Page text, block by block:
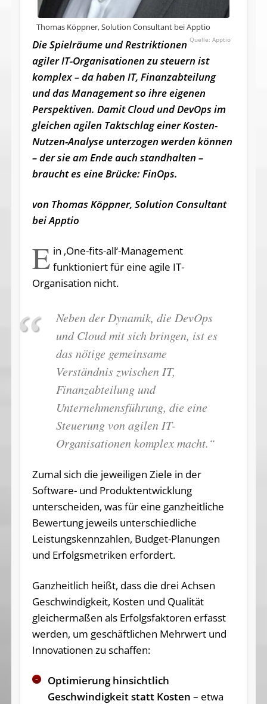
Thomas Köppner, Solution Consultant bei Apptio
Apptio
Die Spielräume und Restriktionen
agiler IT-Organisationen zu steuern ist
komplex – da haben IT, Finanzabteilung
und das Management so ihre eigenen
Perspektiven. Damit Cloud und DevOps im
gleichen agilen Taktschlag einer Kosten-
Nutzen-Analyse unterzogen werden können
– der sie am Ende auch standhalten –
braucht es eine Brücke: FinOps.
von Thomas Köppner, Solution Consultant
bei Apptio
E in ‚One-fits-all‘-Management
funktioniert für eine agile IT-
Organisation nicht.
Neben der Dynamik, die DevOps
und Cloud mit sich bringen, ist es
das nötige gemeinsame
Verständnis zwischen IT,
Finanzabteilung und
Unternehmensführung, die eine
Steuerung von agilen IT-
Organisationen komplex macht.“
Zumal sich die jeweiligen Ziele in der
Software- und Produktentwicklung
unterscheiden, was für eine ganzheitliche
Bewertung jeweils unterschiedliche
Leistungskennzahlen, Budget-Planungen
und Erfolgsmetriken erfordert.
Ganzheitlich heißt, dass die drei Achsen
Geschwindigkeit, Kosten und Qualität
gleichermaßen als Erfolgsfaktoren erfasst
werden, um geschäftlichen Mehrwert und
Innovationen zu schaffen:
Optimierung hinsichtlich
Geschwindigkeit statt Kosten – etwa